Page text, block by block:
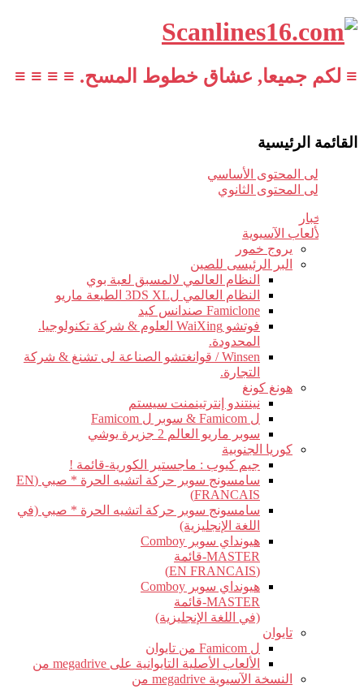
≡ لكم جميعا, عشاق خطوط المسح. ≡ ≡ ≡ ≡
القائمة الرئيسية
تخطي إلى المحتوى الأساسي
تخطي إلى المحتوى الثانوي
أخبار
الألعاب الآسيوية
يروج خمور
البر الرئيسى للصين
النظام العالمي لالمسبق لعبة بوي
النظام العالمي ل3DS XL الطبعة ماريو
Famiclone صندانس كيد
فوتشو WaiXing العلوم & شركة تكنولوجيا.
المحدودة.
Winsen / قوانغتشو الصناعة لى تشنغ & شركة
التجارة.
هونغ كونغ
نينتندو إنترتينمنت سيستم
ل Famicom & سوبر ل Famicom
سوبر ماريو العالم 2 جزيرة يوشي
كوريا الجنوبية
جيم كيوب : ماجستير الكورية-قائمة !
سامسونج سوبر حركة اتشيه الحرة * صبي (EN
FRANCAIS)
سامسونج سوبر حركة اتشيه الحرة * صبي (في
اللغة الإنجليزية)
هيونداي سوبر Comboy
MASTER-قائمة
(EN FRANCAIS)
هيونداي سوبر Comboy
MASTER-قائمة
(في اللغة الإنجليزية)
تايوان
ل Famicom من تايوان
الألعاب الأصلية التايوانية على megadrive من
النسخة الآسيوية megadrive من